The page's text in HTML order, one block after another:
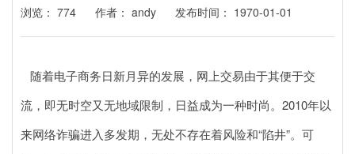
浏览： 774 作者： andy 发布时间： 1970-01-01
随着电子商务日新月异的发展，网上交易由于其便于交
流，即无时空又无地域限制，日益成为一种时尚。2010年以
来网络诈骗进入多发期，无处不存在着风险和“陷井”。可